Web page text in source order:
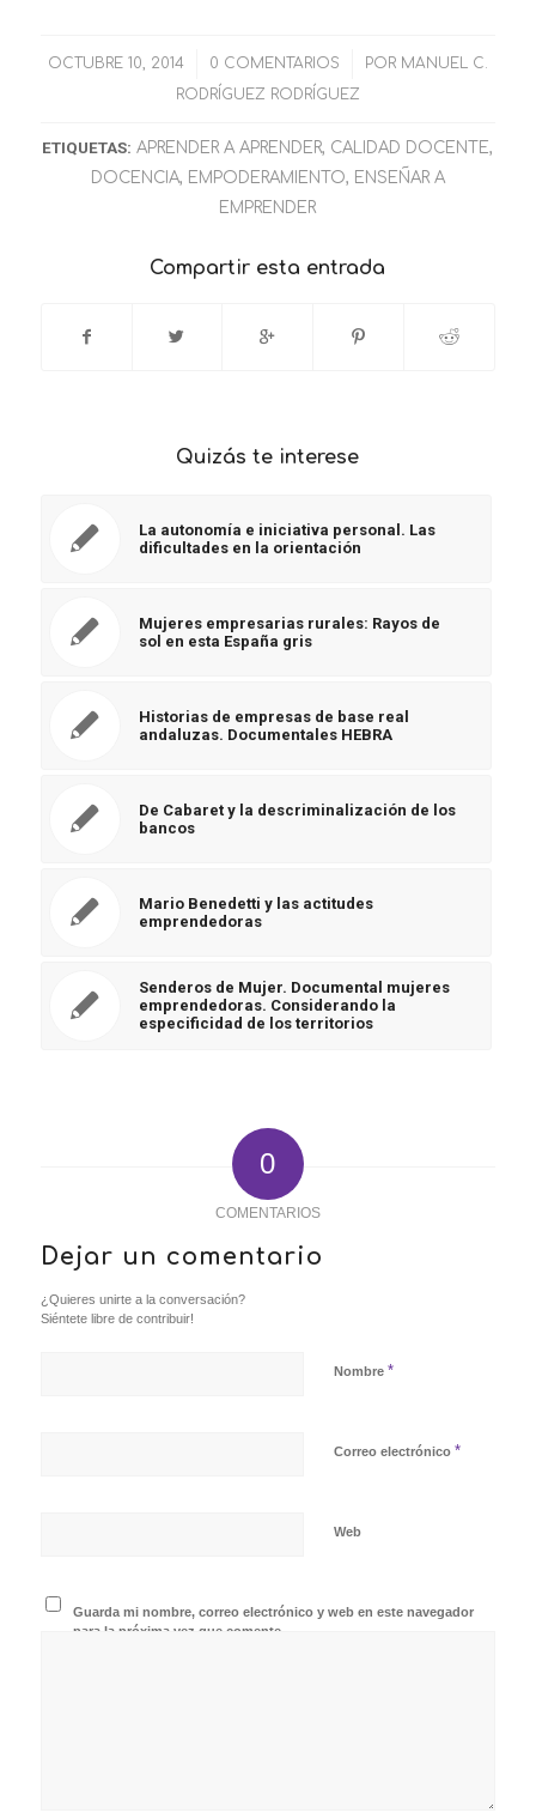
OCTUBRE 10, 2014
/ 0 COMENTARIOS
/ POR MANUEL C.
RODRÍGUEZ RODRÍGUEZ
ETIQUETAS: APRENDER A APRENDER, CALIDAD DOCENTE,
DOCENCIA, EMPODERAMIENTO, ENSEÑAR A
EMPRENDER
Compartir esta entrada
Quizás te interese
La autonomía e iniciativa personal. Las
dificultades en la orientación
Mujeres empresarias rurales: Rayos de
sol en esta España gris
Historias de empresas de base real
andaluzas. Documentales HEBRA
De Cabaret y la descriminalización de los
bancos
Mario Benedetti y las actitudes
emprendedoras
Senderos de Mujer. Documental mujeres
emprendedoras. Considerando la
especificidad de los territorios
0
COMENTARIOS
Dejar un comentario
¿Quieres unirte a la conversación?
Siéntete libre de contribuir!
Nombre *
Correo electrónico *
Web
Guarda mi nombre, correo electrónico y web en este navegador
para la próxima vez que comente.